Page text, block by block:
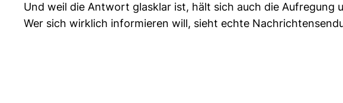
Und weil die Antwort glasklar ist, hält sich auch die Aufregung
Wer sich wirklich informieren will, sieht echte